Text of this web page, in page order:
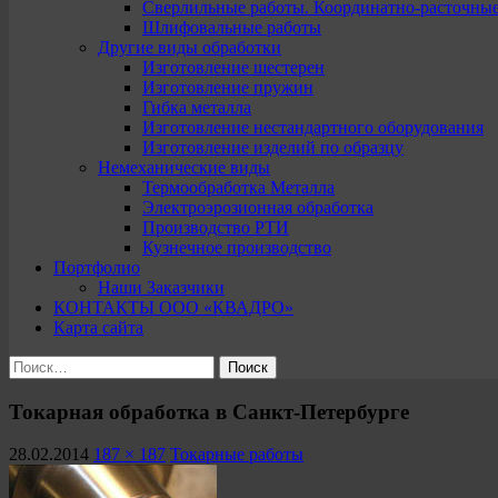
Сверлильные работы. Координатно-
Шлифовальные работы
Другие виды обработки
Изготовление шестерен
Изготовление пружин
Гибка металла
Изготовление нестандартного оборудования
Изготовление изделий по образцу
Немеханические виды
Термообработка Металла
Электроэрозионная обработка
Производство РТИ
Кузнечное производство
Портфолио
Наши Заказчики
КОНТАКТЫ ООО «КВАДРО»
Карта сайта
Найти:
Токарная обработка в Санкт-Петербурге
28.02.2014 187 × 187 Токарные работы